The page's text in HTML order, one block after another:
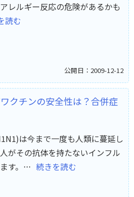
レルギー反応の危険があるかも
読む
公開日：2009-12-12
クチンの安全性は？合併症
は今まで一度も人類に蔓延し
がその抗体を持たないインフル
す。… 続きを読む